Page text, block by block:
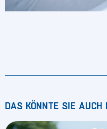
DAS KÖNNTE SIE AUCH